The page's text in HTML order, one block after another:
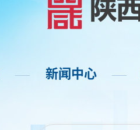
—— 新闻中心 ——